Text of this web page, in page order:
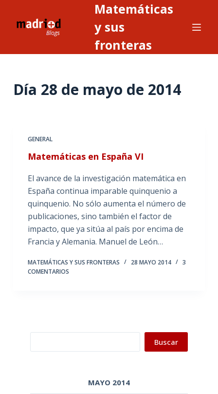
Matemáticas
y sus
fronteras
Día 28 de mayo de 2014
GENERAL
Matemáticas en España VI
El avance de la investigación matemática en
España continua imparable quinquenio a
quinquenio. No sólo aumenta el número de
publicaciones, sino también el factor de
impacto, que ya sitúa al país por encima de
Francia y Alemania. Manuel de León…
MATEMÁTICAS Y SUS FRONTERAS 28 MAYO 2014
3
COMENTARIOS
Buscar
MAYO 2014